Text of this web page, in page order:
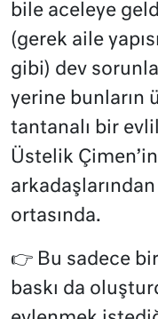
bile aceleye
(gerek aile
gibi) dev
yerine bunların
tantanalı bir
Üstelik
ortasında.
👉 Bu sadece
baskı da